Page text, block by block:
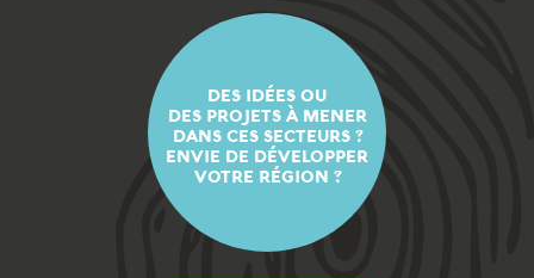
DES IDÉES OU
DES PROJETS À MENER
DANS CES SECTEURS ?
ENVIE DE DÉVELOPPER
VOTRE RÉGION ?